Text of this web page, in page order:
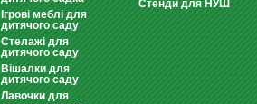
Ігрові меблі для
дитячого саду
Стелажі для
дитячого саду
Вішалки для
дитячого саду
Лавочки для
Стенди для НУШ